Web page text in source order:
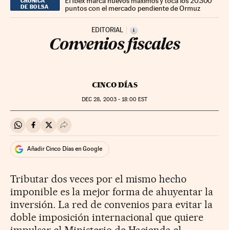
DE BOLSA
puntos con el mercado pendiente de Ormuz
EDITORIAL i
Convenios fiscales
CINCO DÍAS
DEC 28, 2003 - 18:00EST
Compartir en Whatsapp
Compartir en Facebook
Compartir en Twitter
Desplegar Redes Sociales
Añadir Cinco Días en Google
Tributar dos veces por el mismo hecho
imponible es la mejor forma de ahuyentar la
inversión. La red de convenios para evitar la
doble imposición internacional que quiere